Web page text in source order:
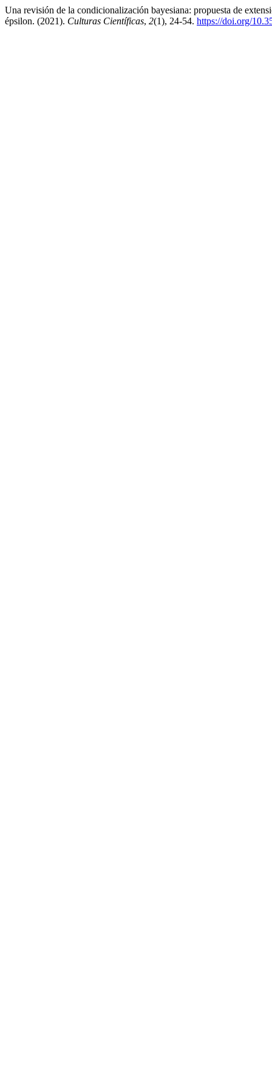
Una revisión de la condicionalización bayesiana: propuesta de
épsilon. (2021). Culturas Científicas, 2(1), 24-54. https://doi.org/